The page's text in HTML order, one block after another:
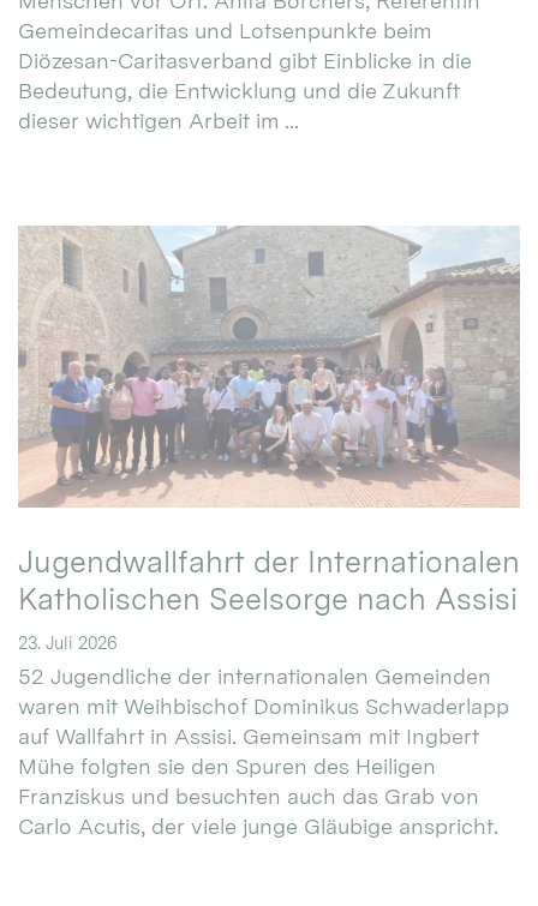
Gemeindecaritas und Lotsenpunkte beim
Diözesan-Caritasverband gibt Einblicke in die
Bedeutung, die Entwicklung und die Zukunft
dieser wichtigen Arbeit im ...
Jugendwallfahrt der Internationalen
Katholischen Seelsorge nach Assisi
23. Juli 2026
52 Jugendliche der internationalen Gemeinden
waren mit Weihbischof Dominikus Schwaderlapp
auf Wallfahrt in Assisi. Gemeinsam mit Ingbert
Mühe folgten sie den Spuren des Heiligen
Franziskus und besuchten auch das Grab von
Carlo Acutis, der viele junge Gläubige anspricht.